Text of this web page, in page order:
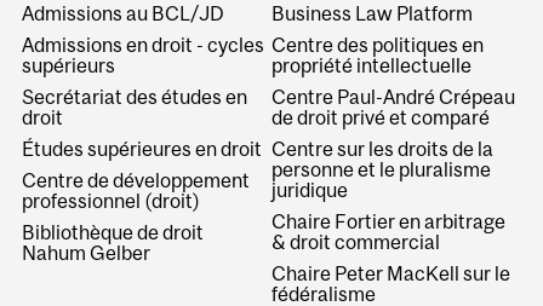
Admissions au BCL/JD
Admissions en droit - cycles
supérieurs
Secrétariat des études en
droit
Études supérieures en droit
Centre de développement
professionnel (droit)
Bibliothèque de droit
Nahum Gelber
Business Law Platform
Centre des politiques en
propriété intellectuelle
Centre Paul-André Crépeau
de droit privé et comparé
Centre sur les droits de la
personne et le pluralisme
juridique
Chaire Fortier en arbitrage
& droit commercial
Chaire Peter MacKell sur le
fédéralisme